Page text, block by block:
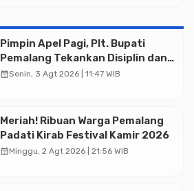
Pimpin Apel Pagi, Plt. Bupati
Pemalang Tekankan Disiplin dan
Soliditas ASN untuk Pelayanan
calendar_monthSenin, 3 Agt 2026 | 11:47 WIB
Meriah! Ribuan Warga Pemalang
Padati Kirab Festival Kamir 2026
calendar_monthMinggu, 2 Agt 2026 | 21:56 WIB